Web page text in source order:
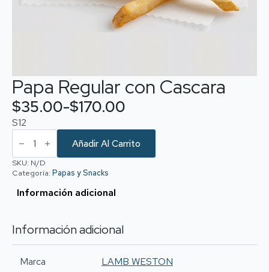
Papa Regular con Cascara
$35.00-$170.00
Rango
de
precios:
desde
$35.00
$170.00
S12
Papa
Regular
Cascara
cantidad
Añadir Al Carrito
SKU: N/D
Categoría: Papas y Snacks
Información adicional
Información adicional
Marca LAMB WESTON